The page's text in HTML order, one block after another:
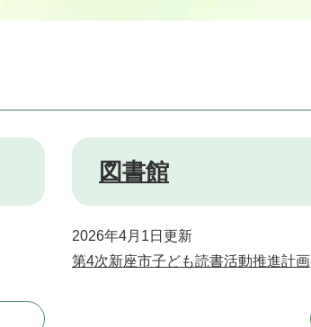
図書館
2026年4月1日更新
第4次新座市子ども読書活動推進計画